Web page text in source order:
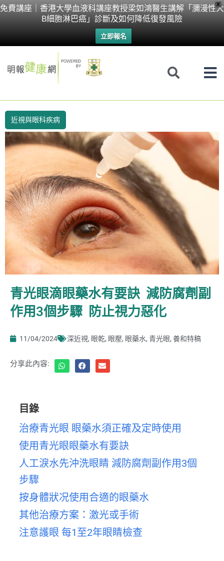
X
免費講座｜香港大學血液科講座教授梁如鴻醫生講解「瀰漫性大
B細胞淋巴癌」診斷及如何降低復發風險
立即報名
Skip
近視與眼科疾病
青光眼滴眼藥水有要訣 減防腐劑副
作用3個步驟 防止視力惡化
11/04/2024 深近視, 眼乾, 眼壓, 眼藥水, 青光眼, 養和特稿
分享此內容:
目錄
治療青光眼 眼藥水須正確及定時使用
使用青光眼眼藥水有要訣
人工淚水先沖洗眼睛 減防腐劑副作用3個
步驟
按身體狀况使用合適的眼藥水
其他治療方案：激光或手術
注意護眼 每1至2年眼睛檢查